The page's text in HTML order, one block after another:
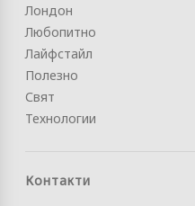
Лондон
Любопитно
Лайфстайл
Полезно
Свят
Технологии
Контакти